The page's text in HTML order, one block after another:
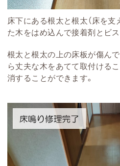
床下にある根太と根太（床を支
た木をはめ込んで接着剤とビス
根太と根太の上の床板が傷ん
ら丈夫な木をあてて取付ける
消することができます。